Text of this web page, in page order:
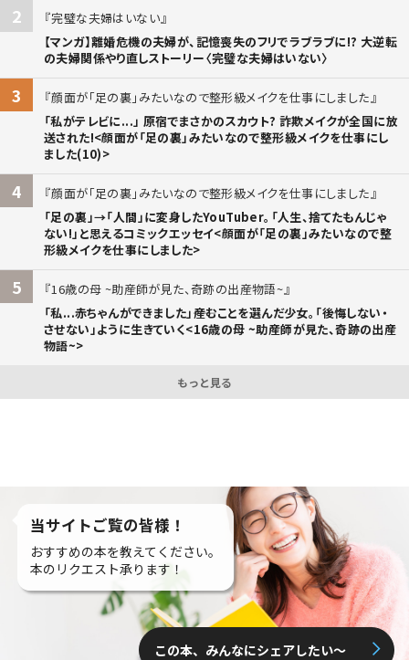
2
完璧な夫婦はいない
【マンガ】離婚危機の夫婦が、記憶喪失のフリでラブラブに!? 大逆転
の夫婦関係やり直しストーリー〈完璧な夫婦はいない〉
3
顔面が「足の裏」みたいなので整形級メイクを仕事にしました
「私がテレビに...」 原宿でまさかのスカウト? 詐欺メイクが全国に放
送された!<顔面が「足の裏」みたいなので整形級メイクを仕事にし
ました(10)>
4
顔面が「足の裏」みたいなので整形級メイクを仕事にしました
「足の裏」→「人間」に変身したYouTuber。「人生、捨てたもんじゃ
ない!」と思えるコミックエッセイ<顔面が「足の裏」みたいなので整
形級メイクを仕事にしました>
5
16歳の母 ~助産師が見た、奇跡の出産物語~
「私...赤ちゃんができました」――産むことを選んだ少女。「後悔しない・
させない」ように生きていく<16歳の母 ~助産師が見た、奇跡の出産
物語~>
もっと見る
当サイトご覧の皆様！
おすすめの本を教えてください。
本のリクエスト承ります！
この本、みんなにシェアしたい〜